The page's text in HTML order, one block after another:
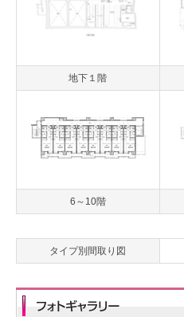
地下１階
6～10階
タイプ別間取り図